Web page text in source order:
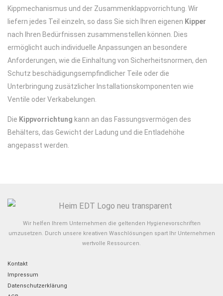
Kippmechanismus und der Zusammenklappvorrichtung. Wir
liefern jedes Teil einzeln, so dass Sie sich Ihren eigenen Kipper
nach Ihren Bedürfnissen zusammenstellen können. Dies
ermöglicht auch individuelle Anpassungen an besondere
Anforderungen, wie die Einhaltung von Sicherheitsnormen, den
Schutz beschädigungsempfindlicher Teile oder die
Unterbringung zusätzlicher Installationskomponenten wie
Ventile oder Verkabelungen.
Die Kippvorrichtung kann an das Fassungsvermögen des
Behälters, das Gewicht der Ladung und die Entladehöhe
angepasst werden.
Wir helfen Ihrem Unternehmen die geltenden Hygienevorschriften
umzusetzen. Durch unsere kreativen Waschlösungen spart Ihr Unternehmen
wertvolle Ressourcen.
Kontakt
Impressum
Datenschutzerklärung